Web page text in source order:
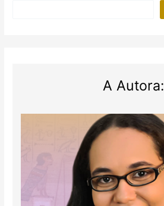
A Autora: